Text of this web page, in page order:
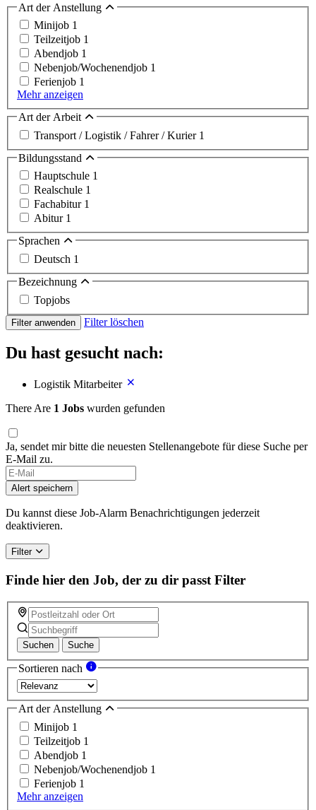
Art der Anstellung
Minijob 1
Teilzeitjob 1
Abendjob 1
Nebenjob/Wochenendjob 1
Ferienjob 1
Mehr anzeigen
Art der Arbeit
Transport / Logistik / Fahrer / Kurier 1
Bildungsstand
Hauptschule 1
Realschule 1
Fachabitur 1
Abitur 1
Sprachen
Deutsch 1
Bezeichnung
Topjobs
Filter anwenden Filter löschen
Du hast gesucht nach:
Logistik Mitarbeiter
There Are 1 Jobs wurden gefunden
Ja, sendet mir bitte die neuesten Stellenangebote für diese Suche per
E-Mail zu.
Alert speichern
Du kannst diese Job-Alarm Benachrichtigungen jederzeit
deaktivieren.
Filter
Finde hier den Job, der zu dir passt Filter
Suchen Suche
Sortieren nach
Art der Anstellung
Minijob 1
Teilzeitjob 1
Abendjob 1
Nebenjob/Wochenendjob 1
Ferienjob 1
Mehr anzeigen